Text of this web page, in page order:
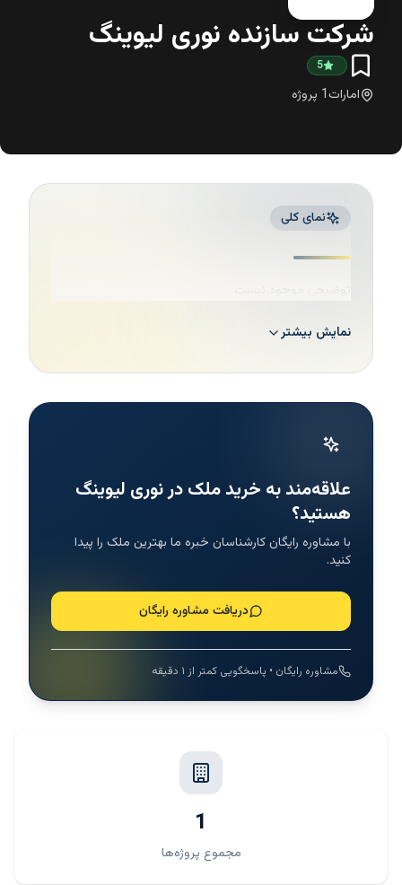
شرکت سازنده نوری لیوینگ
5
امارات1 پروژه
نمای کلی
نمایش بیشتر
علاقه‌مند به خرید ملک در نوری لیوینگ
هستید؟
با مشاوره رایگان کارشناسان خبره ما بهترین ملک را پیدا
کنید.
دریافت مشاوره رایگان
مشاوره رایگان • پاسخگویی کمتر از ۱ دقیقه
1
مجموع پروژه‌ها